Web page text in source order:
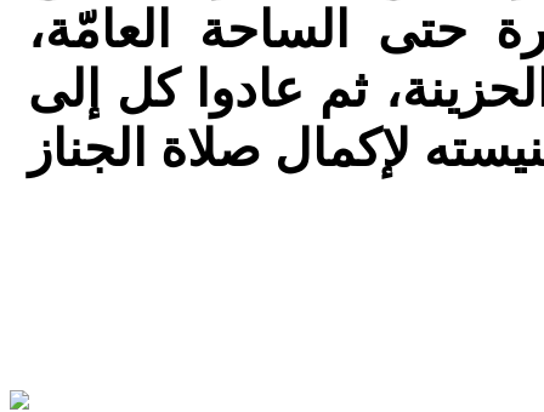
حتى الساحة العامّة،
ثم عادوا كل إلى